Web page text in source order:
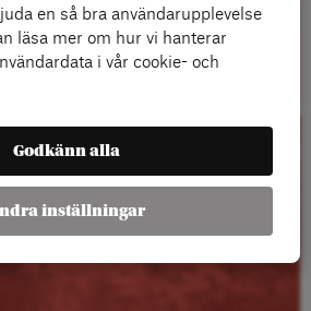
en så bra användarupplevelse
läsa mer om hur vi hanterar
i vår cookie- och
Godkänn alla
inställningar